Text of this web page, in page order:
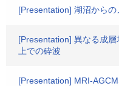
[Presentation] 湖沼から
[Presentation] 異なる成
上での砕波
[Presentation] MRI-